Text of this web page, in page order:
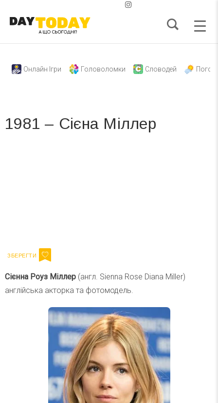
Онлайн Ігри Головоломки Словодей
1981 – Сієна Міллер
Сієнна Роуз Міллер (англ. Sienna Rose Diana Miller)
англійська акторка та фотомодель.